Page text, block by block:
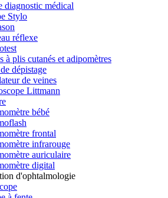
diagnostic médical
Stylo
réflexe
à plis cutanés et adipomètres
dépistage
de veines
Littmann
bébé
frontal
infrarouge
auriculaire
digital
d'ophtalmologie